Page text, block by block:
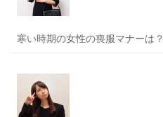
寒い時期の女性の喪服マナーは？